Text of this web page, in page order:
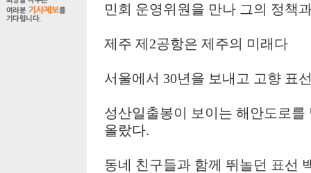
민회 운영위원을 만나 그의 정책
제주 제 2공항은 제주의 미래다
서울에서 30년을 보내고 고향 표
성산일출봉이 보이는 해안도로
올랐다.
동네 친구들과 함께 뛰놀던 표선